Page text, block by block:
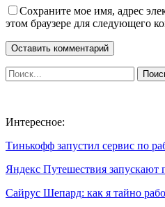
Сохраните мое имя, адрес
этом браузере для следующего
Интересное:
Тинькофф запустил сервис по
Яндекс Путешествия запускают
Сайрус Шепард: как я тайно